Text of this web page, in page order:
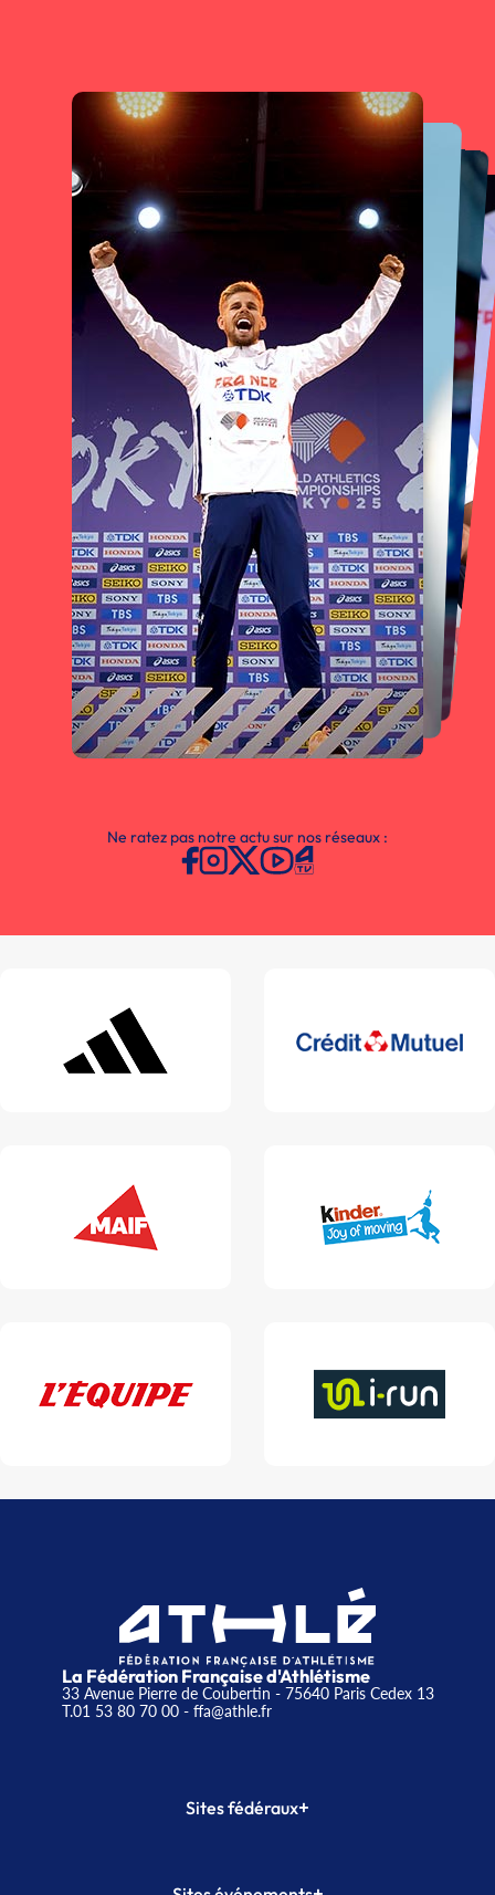
Ne ratez pas notre actu sur nos réseaux :
La Fédération Française d'Athlétisme
33 Avenue Pierre de Coubertin - 75640 Paris Cedex 13
T.01 53 80 70 00- ffa@athle.fr
Sites fédéraux+